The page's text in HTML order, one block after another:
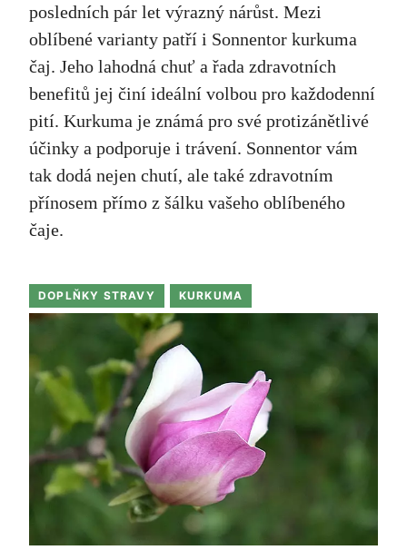
posledních pár let výrazný nárůst. Mezi
oblíbené varianty patří i Sonnentor kurkuma
čaj. Jeho lahodná chuť a řada zdravotních
benefitů jej činí ideální volbou pro každodenní
pití. Kurkuma je známá pro své protizánětlivé
účinky a podporuje i trávení. Sonnentor vám
tak dodá nejen chutí, ale také zdravotním
přínosem přímo z šálku vašeho oblíbeného
čaje.
DOPLŇKY STRAVY KURKUMA